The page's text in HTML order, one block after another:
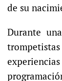
de su
Durante